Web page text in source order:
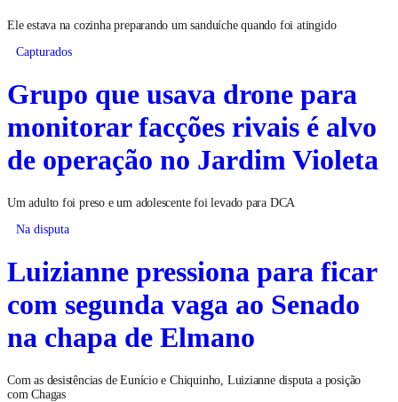
Ele estava na cozinha preparando um sanduíche quando foi atingido
Capturados
Grupo que usava drone para
monitorar facções rivais é alvo
de operação no Jardim Violeta
Um adulto foi preso e um adolescente foi levado para DCA
Na disputa
Luizianne pressiona para ficar
com segunda vaga ao Senado
na chapa de Elmano
Com as desistências de Eunício e Chiquinho, Luizianne disputa a posição
com Chagas